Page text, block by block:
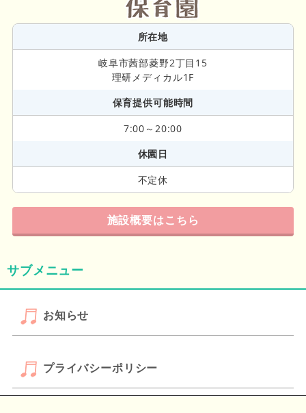
所在地
岐阜市茜部菱野2丁目15
理研メディカル1F
保育提供可能時間
7:00～20:00
休園日
不定休
施設概要はこちら
サブメニュー
お知らせ
プライバシーポリシー